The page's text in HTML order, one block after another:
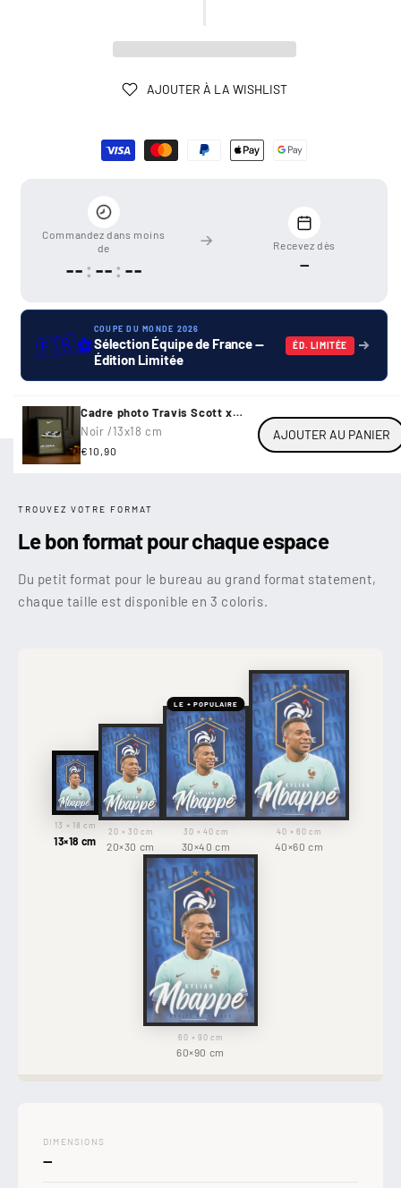
AJOUTER À LA WISHLIST
Commandez dans moins
de
--: --: --
Recevez dès
—
🇫🇷⚽
COUPE DU MONDE 2026
Sélection Équipe de France —
Édition Limitée
ÉD. LIMITÉE
Cadre photo Travis Scott x
Air...
Noir /13x18 cm
Prix
€10,90
AJOUTER AU PANIER
TROUVEZ VOTRE FORMAT
Le bon format pour chaque espace
Du petit format pour le bureau au grand format statement,
chaque taille est disponible en 3 coloris.
13 × 18 cm
13×18 cm
20 × 30 cm
20×30 cm
LE + POPULAIRE
30 × 40 cm
30×40 cm
40 × 60 cm
40×60 cm
60 × 90 cm
60×90 cm
DIMENSIONS
—